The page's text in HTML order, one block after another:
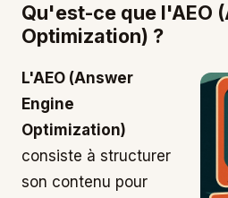
Qu'est-ce que l'AEO
Optimization) ?
L'AEO (Answer
Engine
Optimization)
consiste à structurer
son contenu pour